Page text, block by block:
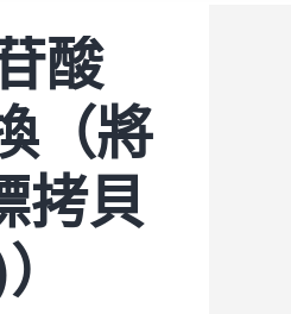
酸
（將
拷貝